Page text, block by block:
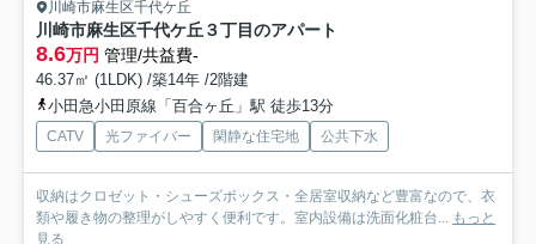
川崎市麻生区千代ケ丘
川崎市麻生区千代ケ丘３丁目のアパート
8.6万円 管理/共益費-
46.37㎡ (1LDK) /築14年 /2階建
小田急小田原線「百合ヶ丘」駅 徒歩13分
CATV 光ファイバー 閑静な住宅地 公共下水
収納はクロゼット・シューズボックス・全居室収納など豊富なので、衣
類や履き物の整理がしやすく便利です。室内設備は洗面化粧台... もっと
見る